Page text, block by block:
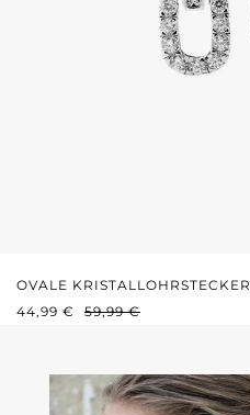
OVALE KRISTALLOHRSTECKER
VERKAUFSPREIS:
44,99 € REGULÄRER PREIS:
59,99 €